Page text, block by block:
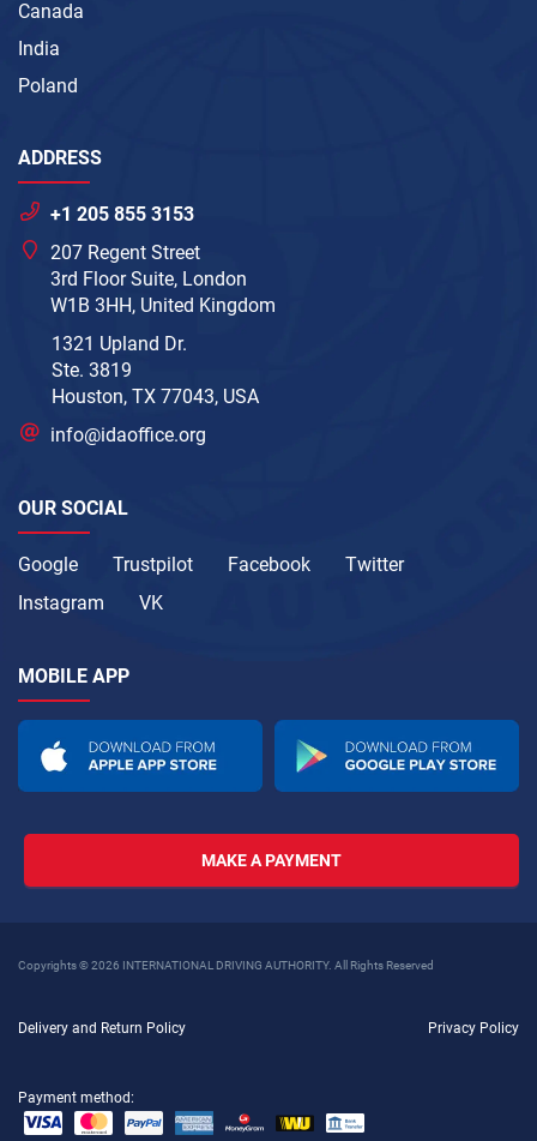
Canada
India
Poland
ADDRESS
+1 205 855 3153
207 Regent Street
3rd Floor Suite, London
W1B 3HH, United Kingdom
1321 Upland Dr.
Ste. 3819
Houston, TX 77043, USA
info@idaoffice.org
OUR SOCIAL
Google Trustpilot Facebook
Twitter
Instagram
VK
MOBILE APP
MAKE A PAYMENT
Copyrights © 2026 INTERNATIONAL DRIVING AUTHORITY. All Rights Reserved
Delivery and Return Policy Privacy Policy
Payment method: